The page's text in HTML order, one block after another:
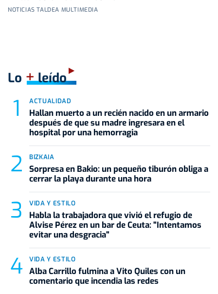
NOTICIAS TALDEA MULTIMEDIA
Lo +leído
ACTUALIDAD
Hallan muerto a un recién nacido en un armario
después de que su madre ingresara en el
hospital por una hemorragia
BIZKAIA
Sorpresa en Bakio: un pequeño tiburón obliga a
cerrar la playa durante una hora
VIDA Y ESTILO
Habla la trabajadora que vivió el refugio de
Alvise Pérez en un bar de Ceuta: "Intentamos
evitar una desgracia"
VIDA Y ESTILO
Alba Carrillo fulmina a Vito Quiles con un
comentario que incendia las redes